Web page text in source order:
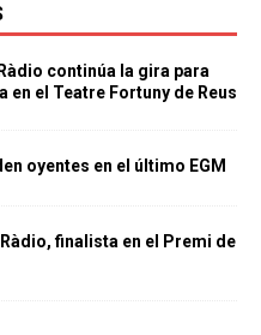
continúa la gira para
en el Teatre Fortuny de Reus
oyentes en el último EGM
finalista en el Premi de